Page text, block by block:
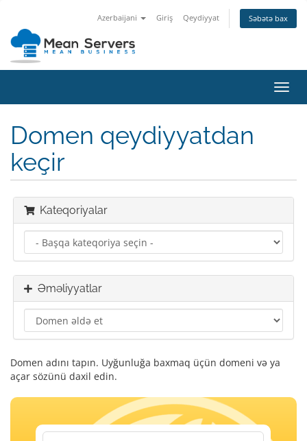
Azerbaijani Giriş Qeydiyyat Səbətə bax
keçid
Domen qeydiyyatdan
keçir
Kateqoriyalar
Əməliyyatlar
Domen adını tapın. Uyğunluğa baxmaq üçün domeni və ya
açar sözünü daxil edin.